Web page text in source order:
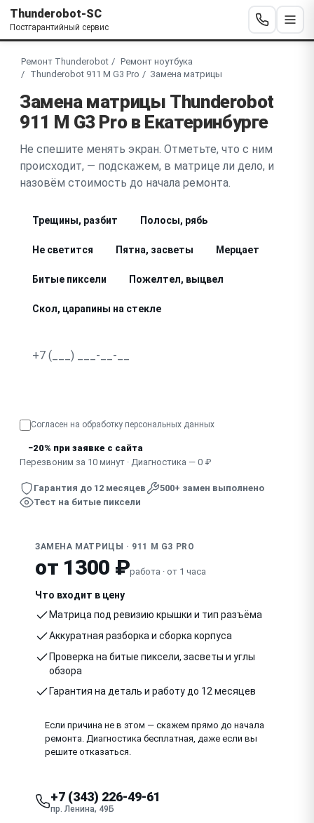
Thunderobot-SC
Постгарантийный сервис
Ремонт Thunderobot
Ремонт ноутбука
Thunderobot 911 M G3 Pro
Замена матрицы
Замена матрицы Thunderobot
911 M G3 Pro в Екатеринбурге
Не спешите менять экран. Отметьте, что с ним
происходит, — подскажем, в матрице ли дело, и
назовём стоимость до начала ремонта.
Трещины, разбит Полосы, рябь
Не светится Пятна, засветы Мерцает
Битые пиксели Пожелтел, выцвел
Скол, царапины на стекле
Погас после удара, падения
Согласен на обработку персональных данных
−20% при заявке с сайта
Перезвоним за 10 минут · Диагностика — 0 ₽
Гарантия до 12 месяцев
500+ замен выполнено
Тест на битые пиксели
ЗАМЕНА МАТРИЦЫ · 911 M G3 PRO
от 1300 ₽работа · от 1 часа
Что входит в цену
Матрица под ревизию крышки и тип разъёма
Аккуратная разборка и сборка корпуса
Проверка на битые пиксели, засветы и углы
обзора
Гарантия на деталь и работу до 12 месяцев
Если причина не в этом — скажем прямо до начала
ремонта. Диагностика бесплатная, даже если вы
решите отказаться.
+7 (343) 226-49-61
пр. Ленина, 49Б